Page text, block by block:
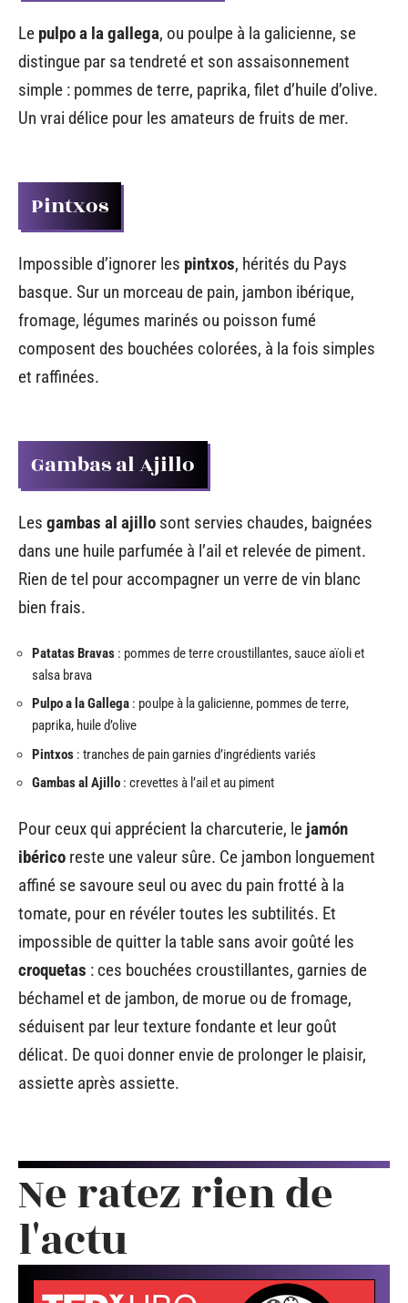
Le pulpo a la gallega, ou poulpe à la galicienne, se
distingue par sa tendreté et son assaisonnement
simple : pommes de terre, paprika, filet d’huile d’olive.
Un vrai délice pour les amateurs de fruits de mer.
Pintxos
Impossible d’ignorer les pintxos, hérités du Pays
basque. Sur un morceau de pain, jambon ibérique,
fromage, légumes marinés ou poisson fumé
composent des bouchées colorées, à la fois simples
et raffinées.
Gambas al Ajillo
Les gambas al ajillo sont servies chaudes, baignées
dans une huile parfumée à l’ail et relevée de piment.
Rien de tel pour accompagner un verre de vin blanc
bien frais.
Patatas Bravas : pommes de terre croustillantes, sauce aïoli et
salsa brava
Pulpo a la Gallega : poulpe à la galicienne, pommes de terre,
paprika, huile d’olive
Pintxos : tranches de pain garnies d’ingrédients variés
Gambas al Ajillo : crevettes à l’ail et au piment
Pour ceux qui apprécient la charcuterie, le jamón
ibérico reste une valeur sûre. Ce jambon longuement
affiné se savoure seul ou avec du pain frotté à la
tomate, pour en révéler toutes les subtilités. Et
impossible de quitter la table sans avoir goûté les
croquetas : ces bouchées croustillantes, garnies de
béchamel et de jambon, de morue ou de fromage,
séduisent par leur texture fondante et leur goût
délicat. De quoi donner envie de prolonger le plaisir,
assiette après assiette.
Ne ratez rien de
l'actu